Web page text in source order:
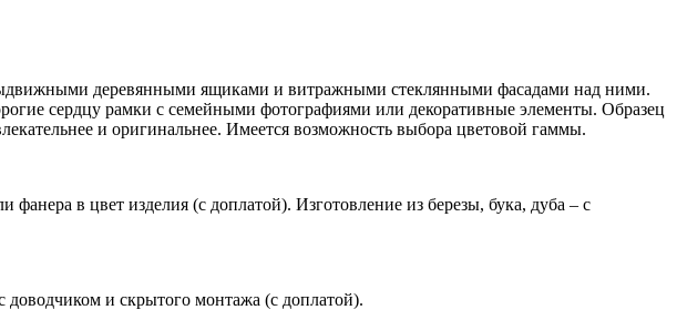
деревянными ящиками и витражными стеклянными фасадами над ними.
сердцу рамки с семейными фотографиями или декоративные элементы. Образец
и оригинальнее. Имеется возможность выбора цветовой гаммы.
в цвет изделия (с доплатой). Изготовление из березы, бука, дуба – с
и скрытого монтажа (с доплатой).